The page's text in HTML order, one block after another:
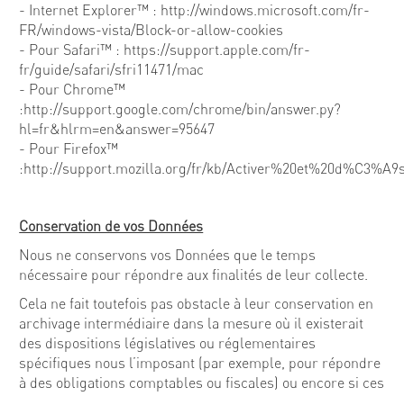
- Internet Explorer™ : http://windows.microsoft.com/fr-
FR/windows-vista/Block-or-allow-cookies
- Pour Safari™ : https://support.apple.com/fr-
fr/guide/safari/sfri11471/mac
- Pour Chrome™
:http://support.google.com/chrome/bin/answer.py?
hl=fr&hlrm=en&answer=95647
- Pour Firefox™
:http://support.mozilla.org/fr/kb/
Conservation de vos Données
Nous ne conservons vos Données que le temps
nécessaire pour répondre aux finalités de leur collecte.
Cela ne fait toutefois pas obstacle à leur conservation en
archivage intermédiaire dans la mesure où il existerait
des dispositions législatives ou réglementaires
spécifiques nous l’imposant (par exemple, pour répondre
à des obligations comptables ou fiscales) ou encore si ces